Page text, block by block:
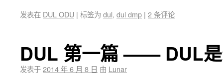
发表在 DUL ODU | 标签为 dul, dul dmp | 2 条评论
DUL 第一篇 —— DUL
发表于2014 年 6 月 8 日 由 Lunar